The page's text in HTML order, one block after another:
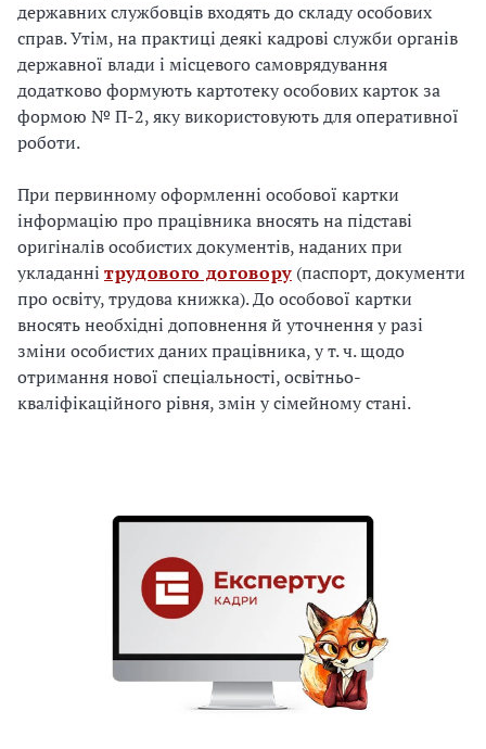
державних службовців входять до складу особових
справ. Утім, на практиці деякі кадрові служби органів
державної влади і місцевого самоврядування
додатково формують картотеку особових карток за
формою № П-2, яку використовують для оперативної
роботи.
При первинному оформленні особової картки
інформацію про працівника вносять на підставі
оригіналів особистих документів, наданих при
укладанні трудового договору(паспорт, документи
про освіту, трудова книжка). До особової картки
вносять необхідні доповнення й уточнення у разі
зміни особистих даних працівника, у т. ч. щодо
отримання нової спеціальності, освітньо-
кваліфікаційного рівня, змін у сімейному стані.